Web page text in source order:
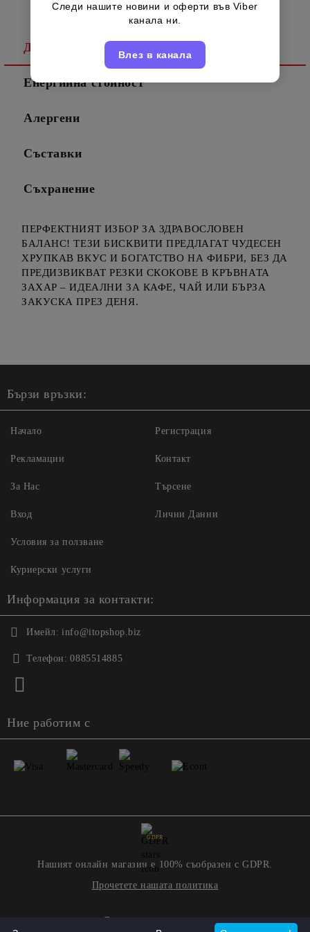
Детайлно описание
Енергийна стойност
Алергени
Съставки
Съхранение
ПЕРФЕКТНИЯТ ИЗБОР ЗА ЗДРАВОСЛОВЕН
БАЛАНС! ТЕЗИ БИСКВИТИ ПРЕДЛАГАТ ЧУДЕСЕН
ХРУПКАВ ВКУС И БОГАТСТВО НА ФИБРИ, БЕЗ ДА
ПРЕДИЗВИКВАТ РЕЗКИ СКОКОВЕ В КРЪВНАТА
ЗАХАР – ИДЕАЛНИ ЗА КАФЕ, ЧАЙ ИЛИ БЪРЗА
ЗАКУСКА ПРЕЗ ДЕНЯ.
Бързи връзки:
Начало
Рекламации
За Нас
Вход
Регистрация
Контакт
Търсене
Лични Данни
Условия за ползване
Куриерски услуги
Информация за контакти:
Имейл: info@itopshop.biz
Телефон: 0885514885
Ние работим с
GDPR
Нашият онлайн магазин е 100% съобразен с GDPR.
Прочетете нашата политика
Следи нашите новини и оферти във Viber
канала ни.
Влез в канала